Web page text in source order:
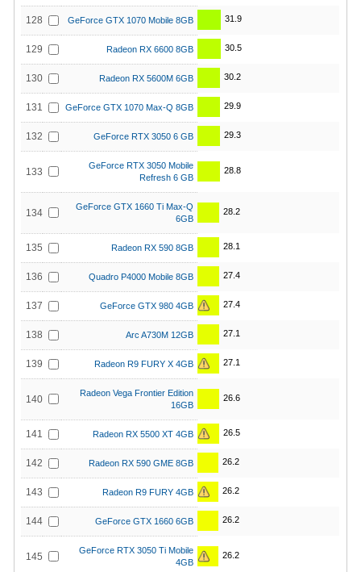
128 GeForce GTX 1070 Mobile 8GB 31.9
129 Radeon RX 6600 8GB 30.5
130 Radeon RX 5600M 6GB 30.2
131 GeForce GTX 1070 Max-Q 8GB 29.9
132 GeForce RTX 3050 6 GB 29.3
133
GeForce RTX 3050 Mobile
Refresh 6 GB
28.8
134
GeForce GTX 1660 Ti Max-Q
6GB
28.2
135 Radeon RX 590 8GB 28.1
136 Quadro P4000 Mobile 8GB 27.4
137 GeForce GTX 980 4GB 27.4
138 Arc A730M 12GB 27.1
139 Radeon R9 FURY X 4GB 27.1
140
Radeon Vega Frontier Edition
16GB
26.6
141 Radeon RX 5500 XT 4GB 26.5
142 Radeon RX 590 GME 8GB 26.2
143 Radeon R9 FURY 4GB 26.2
144 GeForce GTX 1660 6GB 26.2
145
GeForce RTX 3050 Ti Mobile
4GB
26.2